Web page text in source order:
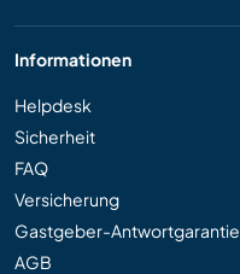
Informationen
Helpdesk
Sicherheit
FAQ
Versicherung
Gastgeber-Antwortgarantie
AGB